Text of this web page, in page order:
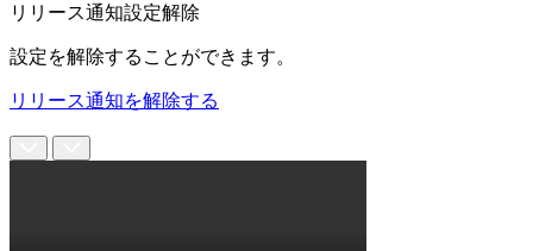
リリース通知設定解除
設定を解除することができます。
リリース通知を解除する